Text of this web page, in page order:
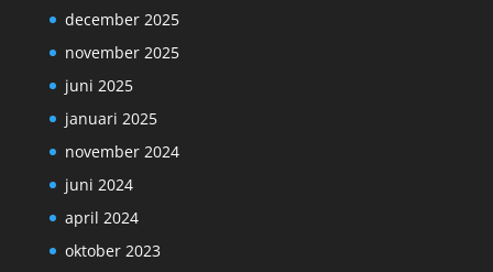
december 2025
november 2025
juni 2025
januari 2025
november 2024
juni 2024
april 2024
oktober 2023